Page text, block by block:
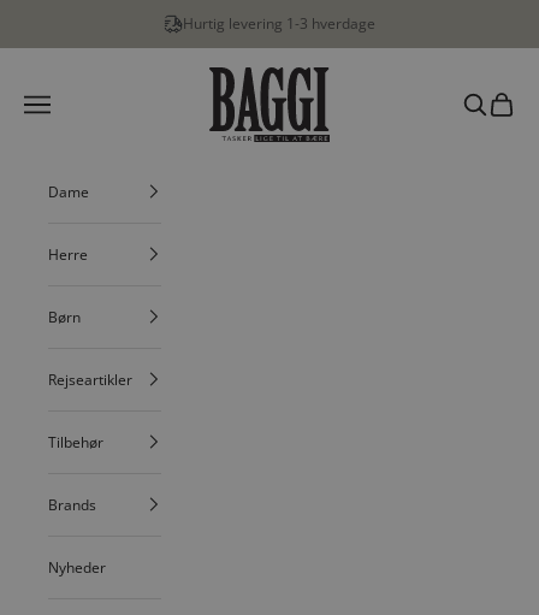
Hurtig levering 1-3 hverdage
BAGGI
Menu
Søg
Dame
Herre
Børn
Rejseartikler
Tilbehør
Brands
Nyheder